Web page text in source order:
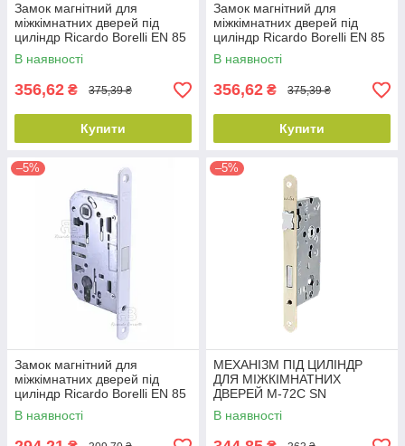
Замок магнітний для
міжкімнатних дверей під
циліндр Ricardo Borelli EN 85
мм з відповідною планкою
SN матовий нікель
В наявності
356,62 ₴ 375,39 ₴
Купити
Замок магнітний для
міжкімнатних дверей під
циліндр Ricardo Borelli EN 85
мм з відповідною планкою
MB матовий чорний
В наявності
356,62 ₴ 375,39 ₴
Купити
–5%
Замок магнітний для
міжкімнатних дверей під
циліндр Ricardo Borelli EN 85
мм з відповідною планкою
MW матовий білий
В наявності
–5%
МЕХАНІЗМ ПІД ЦИЛІНДР
ДЛЯ МІЖКІМНАТНИХ
ДВЕРЕЙ M-72C SN
В наявності